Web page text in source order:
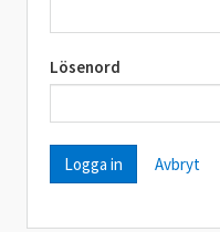
Lösenord
Avbryt